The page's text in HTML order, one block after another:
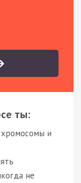
ты:
хромосомы и
не